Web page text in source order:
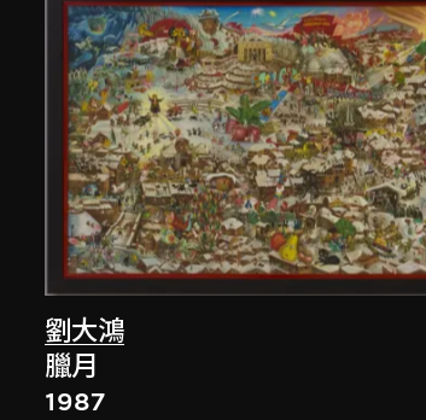
劉大鴻
臘月
1987